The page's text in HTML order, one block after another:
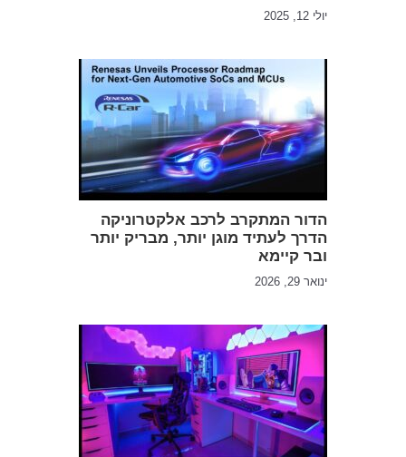
יולי 12, 2025
הדור המתקרב לרכב אלקטרוניקה
הדרך לעתיד מוגן יותר, מבריק יותר
ובר קיימא
ינואר 29, 2026